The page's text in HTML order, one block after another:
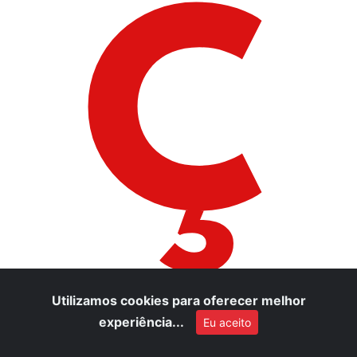
Ç
Utilizamos cookies para oferecer melhor
experiência...
Eu aceito